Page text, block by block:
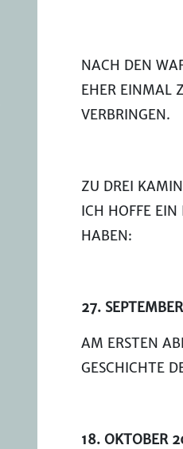
NACH DEN
EHER EINMAL
VERBRINGEN.
ZU DREI
ICH HOFFE EIN
HABEN:
27.
AM ERSTEN
GESCHICHTE
18. OKTOBER